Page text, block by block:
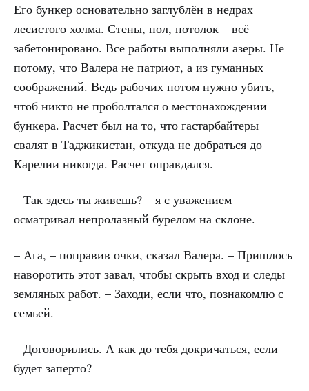
Его бункер основательно заглублён в недрах
лесистого холма. Стены, пол, потолок – всё
забетонировано. Все работы выполняли азеры. Не
потому, что Валера не патриот, а из гуманных
соображений. Ведь рабочих потом нужно убить,
чтоб никто не проболтался о местонахождении
бункера. Расчет был на то, что гастарбайтеры
свалят в Таджикистан, откуда не добраться до
Карелии никогда. Расчет оправдался.
– Так здесь ты живешь? – я с уважением
осматривал непролазный бурелом на склоне.
– Ага, – поправив очки, сказал Валера. – Пришлось
наворотить этот завал, чтобы скрыть вход и следы
земляных работ. – Заходи, если что, познакомлю с
семьей.
– Договорились. А как до тебя докричаться, если
будет заперто?